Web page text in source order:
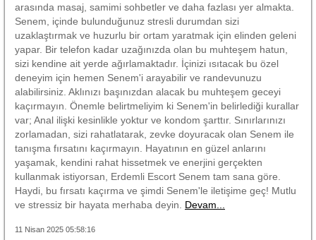
arasında masaj, samimi sohbetler ve daha fazlası yer almakta.
Senem, içinde bulunduğunuz stresli durumdan sizi
uzaklaştırmak ve huzurlu bir ortam yaratmak için elinden geleni
yapar. Bir telefon kadar uzağınızda olan bu muhteşem hatun,
sizi kendine ait yerde ağırlamaktadır. İçinizi ısıtacak bu özel
deneyim için hemen Senem'i arayabilir ve randevunuzu
alabilirsiniz. Aklınızı başınızdan alacak bu muhteşem geceyi
kaçırmayın. Önemle belirtmeliyim ki Senem'in belirlediği kurallar
var; Anal ilişki kesinlikle yoktur ve kondom şarttır. Sınırlarınızı
zorlamadan, sizi rahatlatarak, zevke doyuracak olan Senem ile
tanışma fırsatını kaçırmayın. Hayatının en güzel anlarını
yaşamak, kendini rahat hissetmek ve enerjini gerçekten
kullanmak istiyorsan, Erdemli Escort Senem tam sana göre.
Haydi, bu fırsatı kaçırma ve şimdi Senem'le iletişime geç! Mutlu
ve stressiz bir hayata merhaba deyin. Devam...
11 Nisan 2025 05:58:16